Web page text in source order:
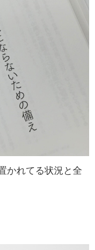
かれてる状況と全